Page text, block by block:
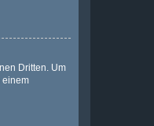
Dritten. Um
einem